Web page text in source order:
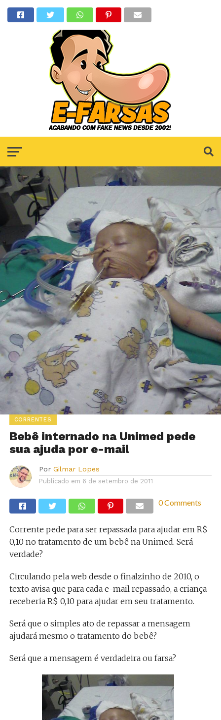
CORRENTES
Bebê internado na Unimed pede
sua ajuda por e-mail
Por Gilmar Lopes
Publicado em 6 de setembro de 2011
0 Comments
Corrente pede para ser repassada para ajudar em R$
0,10 no tratamento de um bebê na Unimed. Será
verdade?
Circulando pela web desde o finalzinho de 2010, o
texto avisa que para cada e-mail repassado, a criança
receberia R$ 0,10 para ajudar em seu tratamento.
Será que o simples ato de repassar a mensagem
ajudará mesmo o tratamento do bebê?
Será que a mensagem é verdadeira ou farsa?